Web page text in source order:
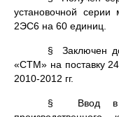
установочной серии
2ЭС6 на 60 единиц.
§ Заключен
«СТМ» на поставку
2010-2012 гг.
§ Ввод в